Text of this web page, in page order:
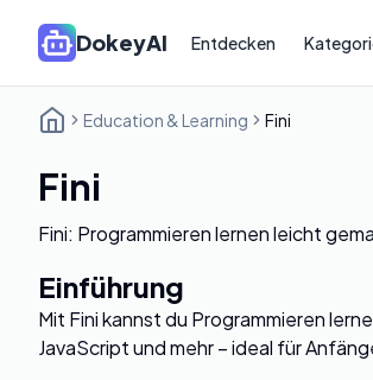
DokeyAI Entdecken
Education & Learning Fini
Fini
Fini: Programmieren lernen leicht
Einführung
Mit Fini kannst du Programmieren
JavaScript und mehr – ideal für